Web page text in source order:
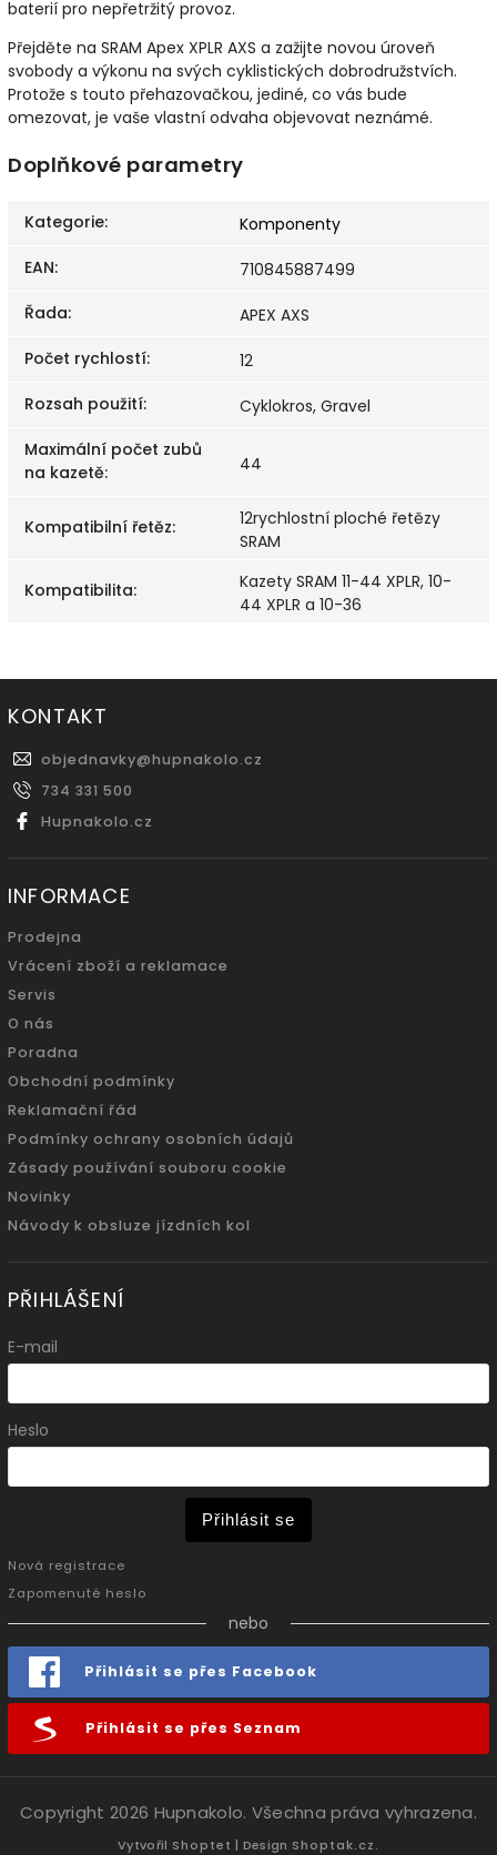
baterií pro nepřetržitý provoz.
Přejděte na SRAM Apex XPLR AXS a zažijte novou úroveň
svobody a výkonu na svých cyklistických dobrodružstvích.
Protože s touto přehazovačkou, jediné, co vás bude
omezovat, je vaše vlastní odvaha objevovat neznámé.
Doplňkové parametry
Kategorie:
Komponenty
EAN:
710845887499
Řada:
APEX AXS
Počet rychlostí:
12
Rozsah použití:
Cyklokros, Gravel
Maximální počet zubů
na kazetě: 44
Kompatibilní řetěz:
12rychlostní ploché řetězy
SRAM
Kompatibilita:
Kazety SRAM 11-44 XPLR, 10-
44 XPLR a 10-36
KONTAKT
objednavky@hupnakolo.cz
734 331 500
Hupnakolo.cz
INFORMACE
Prodejna
Vrácení zboží a reklamace
Servis
O nás
Poradna
Obchodní podmínky
Reklamační řád
Podmínky ochrany osobních údajů
Zásady používání souboru cookie
Novinky
Návody k obsluze jízdních kol
PŘIHLÁŠENÍ
E-mail
Heslo
Přihlásit se
Nová registrace
Zapomenuté heslo
nebo
Přihlásit se přes Facebook
Přihlásit se přes Seznam
Copyright 2026 Hupnakolo. Všechna práva vyhrazena.
Vytvořil Shoptet | Design Shoptak.cz.